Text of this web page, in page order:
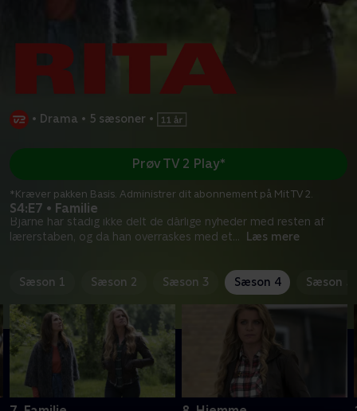
• Drama • 5 sæsoner •
S4:E7 • Familie
Bjarne har stadig ikke delt de dårlige nyheder med resten af
lærerstaben, og da han overraskes med et... Læs mere
Prøv TV 2 Play*
*Kræver pakken Basis. Administrer dit abonnement på Mit TV 2.
Sæson 1 Sæson 2 Sæson 3 Sæson 4 Sæson 5